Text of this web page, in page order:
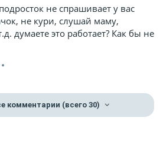
не спрашивает у вас
не кури, слушай маму,
думаете это работает? Как бы не
комментарии (всего 30)